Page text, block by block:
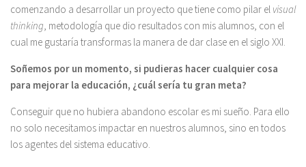
comenzando a desarrollar un proyecto que tiene como pilar el visual
thinking, metodología que dio resultados con mis alumnos, con el
cual me gustaría transformas la manera de dar clase en el siglo XXI.
Soñemos por un momento, si pudieras hacer cualquier cosa
para mejorar la educación, ¿cuál sería tu gran meta?
Conseguir que no hubiera abandono escolar es mi sueño. Para ello
no solo necesitamos impactar en nuestros alumnos, sino en todos
los agentes del sistema educativo.